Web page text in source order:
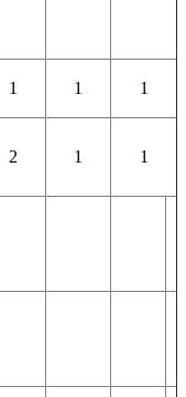
1 1 1
2 1 1